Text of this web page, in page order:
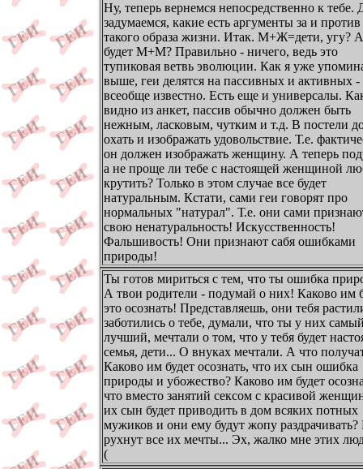
Ну, теперь вернемся непосредственно к тебе.
задумаемся, какие есть аргументы за и против
такого образа жизни. Итак. М+Ж=дети, угу?
будет М+М? Правильно - ничего, ведь это
тупиковая ветвь эволюции. Как я уже
выше, геи делятся на пассивных и активных -
всеобще известно. Есть еще и универсалы.
видно из анкет, пассив обычно должен быть
нежным, ласковым, чутким и т.д. В постели
охать и изображать удовольствие. Т.е.
он должен изображать женщину. А теперь
а не проще ли тебе с настоящей женщиной
крутить? Только в этом случае все будет
натуральным. Кстати, сами геи говорят про
нормальных "натурал". Т.е. они сами
свою ненатуральность! Искусственность!
Фальшивость! Они признают сабя ошибками
природы!
Ты готов мириться с тем, что ты ошибка
А твои родители - подумай о них! Каково им
это осознать! Представляешь, они тебя
заботились о тебе, думали, что ты у них
лучший, мечтали о том, что у тебя будет
семья, дети... О внуках мечтали. А что
Каково им будет осознать, что их сын ошибка
природы и убожество? Каково им будет
что вместо занятий сексом с красивой
их сын будет приводить в дом всяких потных
мужиков и они ему будут жопу раздрачивать?
рухнут все их мечты... Эх, жалко мне этих
(